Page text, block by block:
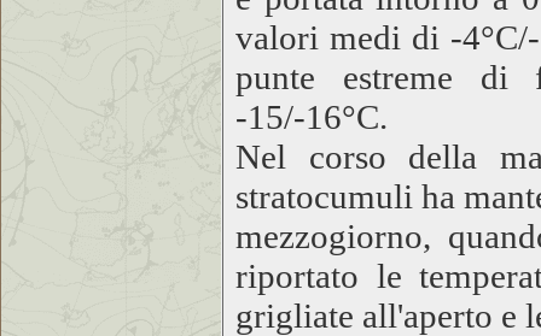
valori medi di -
punte estreme di
-15/-16°C.
Nel corso della
stratocumuli ha
mezzogiorno,
riportato le
grigliate all'aperto e